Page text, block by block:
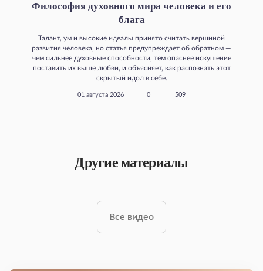
Философия духовного мира человека и его
блага
Талант, ум и высокие идеалы принято считать вершиной
развития человека, но статья предупреждает об обратном —
чем сильнее духовные способности, тем опаснее искушение
поставить их выше любви, и объясняет, как распознать этот
скрытый идол в себе.
01 августа 2026 0 509
Другие материалы
Все видео